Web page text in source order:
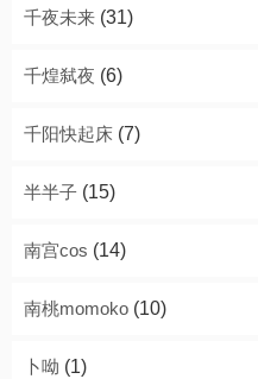
千夜未来 (31)
千煌弑夜 (6)
千阳快起床 (7)
半半子 (15)
南宫cos (14)
南桃momoko (10)
卜呦 (1)